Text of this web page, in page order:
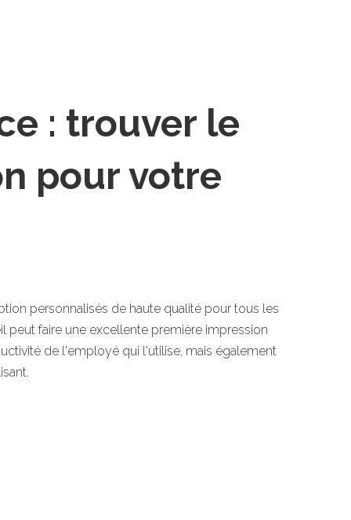
: trouver le
pour votre
personnalisés de haute qualité pour tous les
peut faire une excellente première impression
de l'employé qui l'utilise, mais également